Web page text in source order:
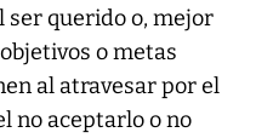
ser querido o, mejor
o metas
al atravesar por el
no aceptarlo o no